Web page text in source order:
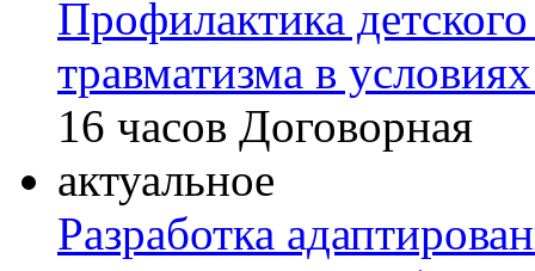
Профилактика
травматизма в
16 часов Договорная
актуальное
Разработка